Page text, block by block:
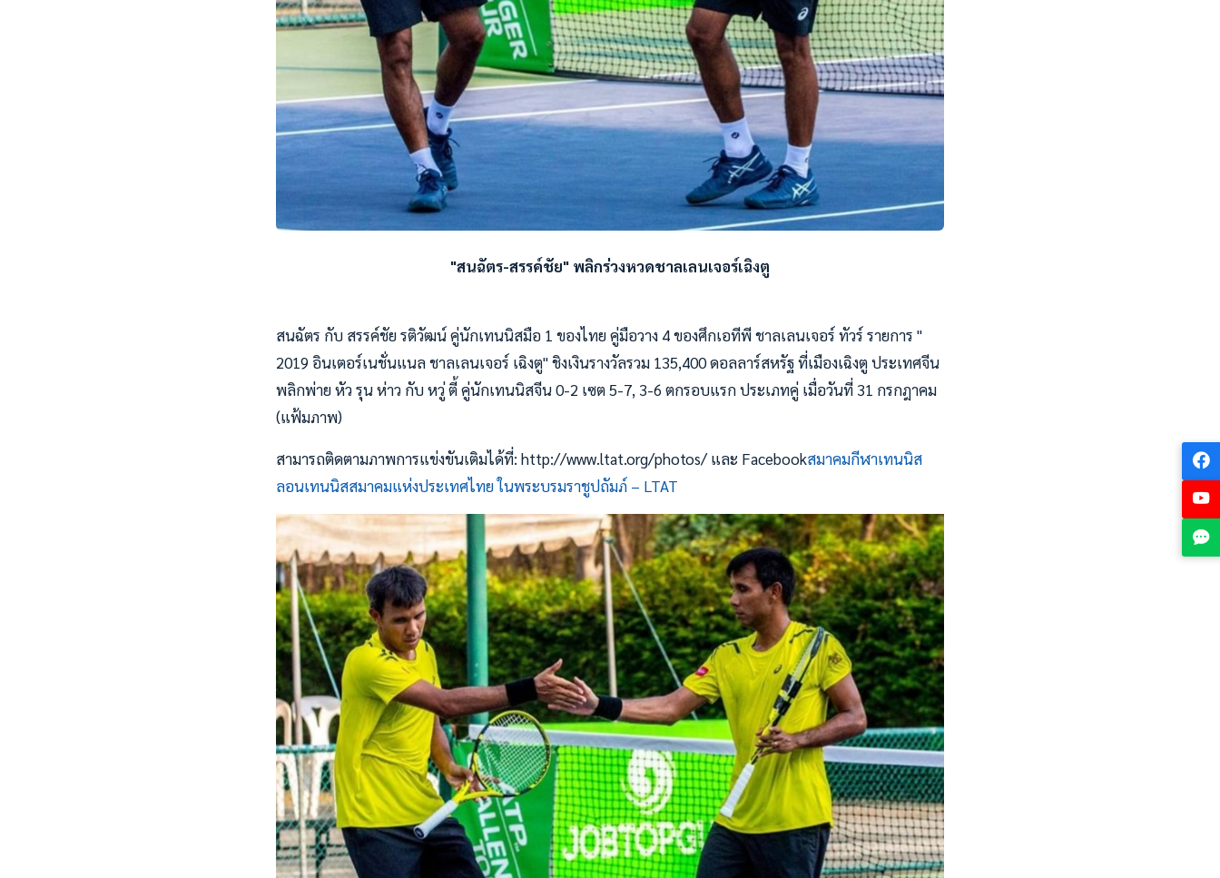
"สนฉัตร-สรรค์ชัย" พลิกร่วงหวดชาลเลนเจอร์เฉิงตู
สนฉัตร กับ สรรค์ชัย รติวัฒน์ คู่นักเทนนิสมือ 1 ของไทย คู่มือวาง 4 ของศึกเอทีพี ชาลเลนเจอร์ ทัวร์ รายการ "
2019 อินเตอร์เนชั่นแนล ชาลเลนเจอร์ เฉิงตู" ชิงเงินรางวัลรวม 135,400 ดอลลาร์สหรัฐ ที่เมืองเฉิงตู ประเทศจีน
พลิกพ่าย หัว รุน ห่าว กับ หวู่ ตี้ คู่นักเทนนิสจีน 0-2 เซต 5-7, 3-6 ตกรอบแรก ประเภทคู่ เมื่อวันที่ 31 กรกฎาคม
(แฟ้มภาพ)
สามารถติดตามภาพการแข่งขันเติมได้ที่: http://www.ltat.org/photos/ และ Facebookสมาคมกีฬาเทนนิส
ลอนเทนนิสสมาคมแห่งประเทศไทย ในพระบรมราชูปถัมภ์ – LTAT